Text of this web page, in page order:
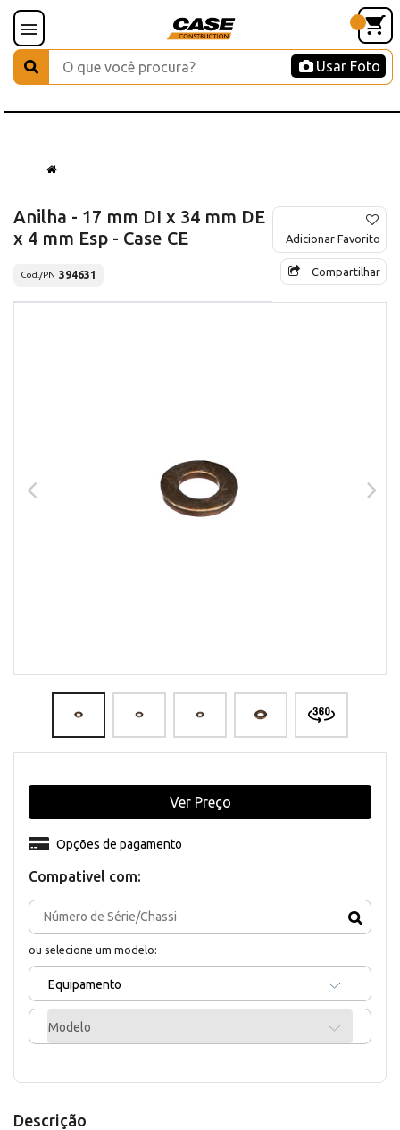
Usar Foto
Anilha - 17 mm DI x 34 mm DE
x 4 mm Esp - Case CE
Cód./PN 394631
Adicionar Favorito
Compartilhar
Compativel com:
ou selecione um modelo:
Equipamento
Modelo
Opções de pagamento
Ver Preço
Descrição